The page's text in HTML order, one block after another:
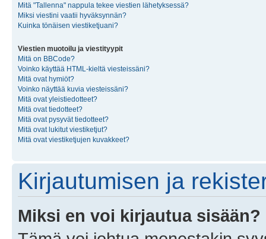
Mitä "Tallenna" nappula tekee viestien lähetyksessä?
Miksi viestini vaatii hyväksynnän?
Kuinka tönäisen viestiketjuani?
Viestien muotoilu ja viestityypit
Mitä on BBCode?
Voinko käyttää HTML-kieltä viesteissäni?
Mitä ovat hymiöt?
Voinko näyttää kuvia viesteissäni?
Mitä ovat yleistiedotteet?
Mitä ovat tiedotteet?
Mitä ovat pysyvät tiedotteet?
Mitä ovat lukitut viestiketjut?
Mitä ovat viestiketjujen kuvakkeet?
Kirjautumisen ja
Miksi en voi kirjautua sisään?